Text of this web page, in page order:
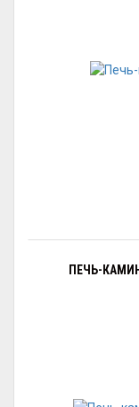
ПЕЧЬ-КАМИН